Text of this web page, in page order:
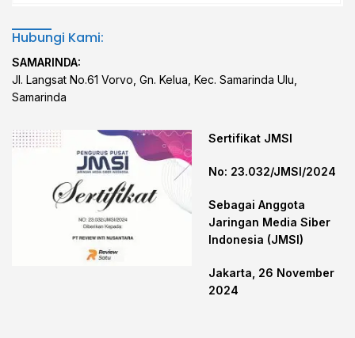
Hubungi Kami:
SAMARINDA:
Jl. Langsat No.61 Vorvo, Gn. Kelua, Kec. Samarinda Ulu,
Samarinda
Sertifikat JMSI
No: 23.032/JMSI/2024
Sebagai Anggota
Jaringan Media Siber
Indonesia (JMSI)
Jakarta, 26 November
2024